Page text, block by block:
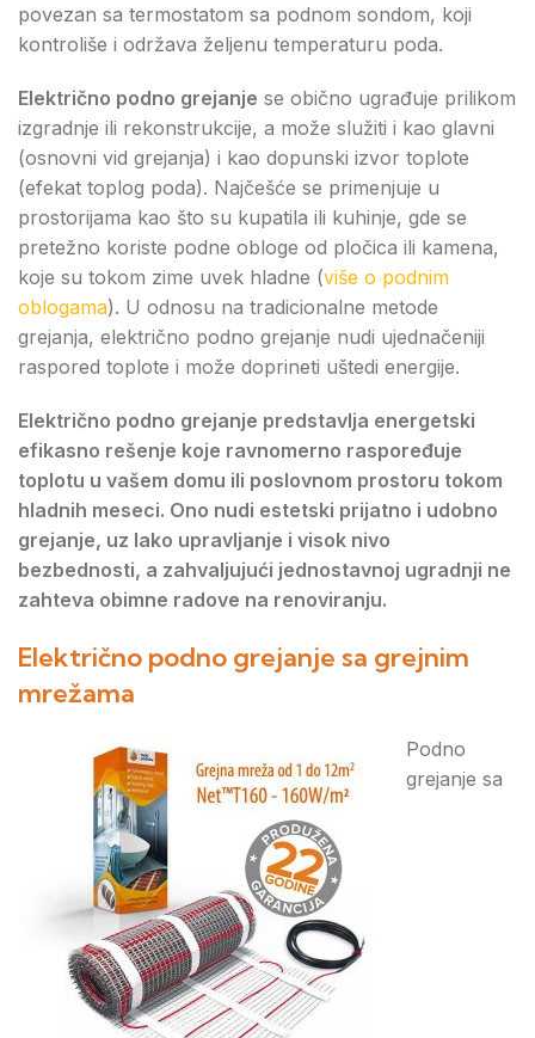
povezan sa termostatom sa podnom sondom, koji
kontroliše i održava željenu temperaturu poda.
Električno podno grejanje se obično ugrađuje prilikom
izgradnje ili rekonstrukcije, a može služiti i kao glavni
(osnovni vid grejanja) i kao dopunski izvor toplote
(efekat toplog poda). Najčešće se primenjuje u
prostorijama kao što su kupatila ili kuhinje, gde se
pretežno koriste podne obloge od pločica ili kamena,
koje su tokom zime uvek hladne (više o podnim
oblogama). U odnosu na tradicionalne metode
grejanja, električno podno grejanje nudi ujednačeniji
raspored toplote i može doprineti uštedi energije.
Električno podno grejanje predstavlja energetski
efikasno rešenje koje ravnomerno raspoređuje
toplotu u vašem domu ili poslovnom prostoru tokom
hladnih meseci. Ono nudi estetski prijatno i udobno
grejanje, uz lako upravljanje i visok nivo
bezbednosti, a zahvaljujući jednostavnoj ugradnji ne
zahteva obimne radove na renoviranju.
Električno podno grejanje sa grejnim
mrežama
Podno
grejanje sa